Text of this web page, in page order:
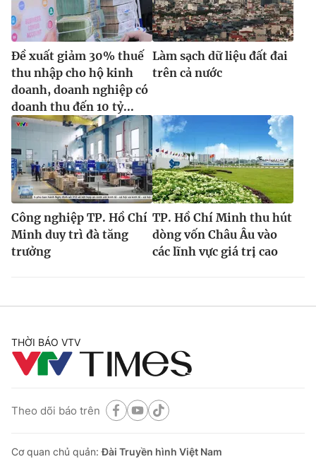
Đề xuất giảm 30% thuế
thu nhập cho hộ kinh
doanh, doanh nghiệp có
doanh thu đến 10 tỷ...
Làm sạch dữ liệu đất đai
trên cả nước
Công nghiệp TP. Hồ Chí
Minh duy trì đà tăng
trưởng
TP. Hồ Chí Minh thu hút
dòng vốn Châu Âu vào
các lĩnh vực giá trị cao
THỜI BÁO VTV
Theo dõi báo trên
Cơ quan chủ quản:Đài Truyền hình Việt Nam